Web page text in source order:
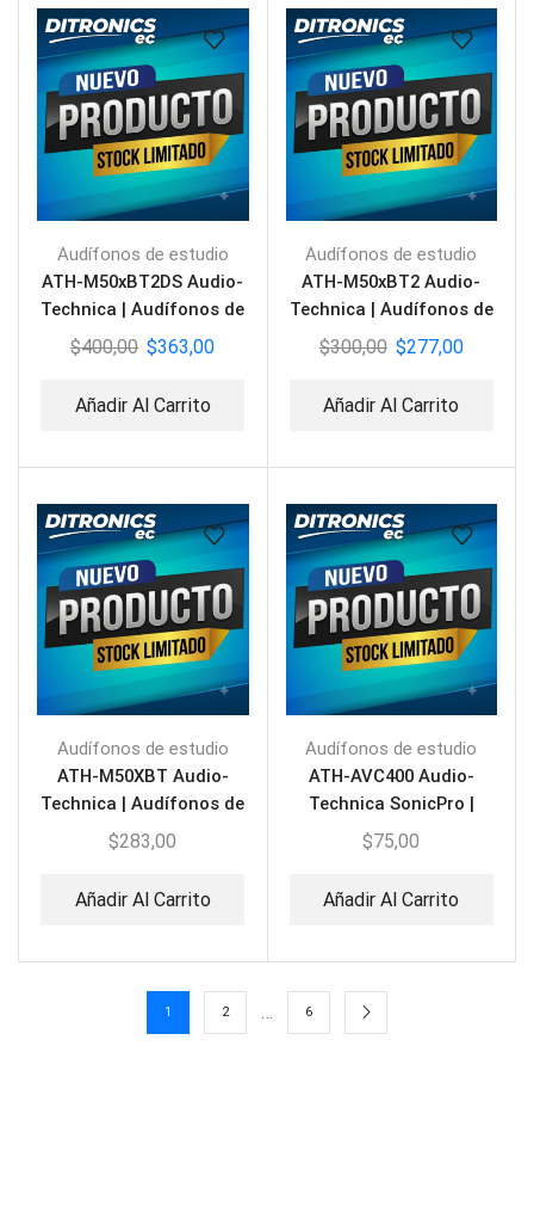
Audífonos de estudio
ATH-M50xBT2DS Audio-
Technica | Audífonos de
Estudio Edición Limitada
$400,00 $363,00
Añadir Al Carrito
Audífonos de estudio
ATH-M50xBT2 Audio-
Technica | Audífonos de
Estudio BT
$300,00 $277,00
Añadir Al Carrito
Audífonos de estudio
ATH-M50XBT Audio-
Technica | Audífonos de
Estudio BT
$283,00
Añadir Al Carrito
Audífonos de estudio
ATH-AVC400 Audio-
Technica SonicPro |
Audífonos
$75,00
Añadir Al Carrito
1 2 6